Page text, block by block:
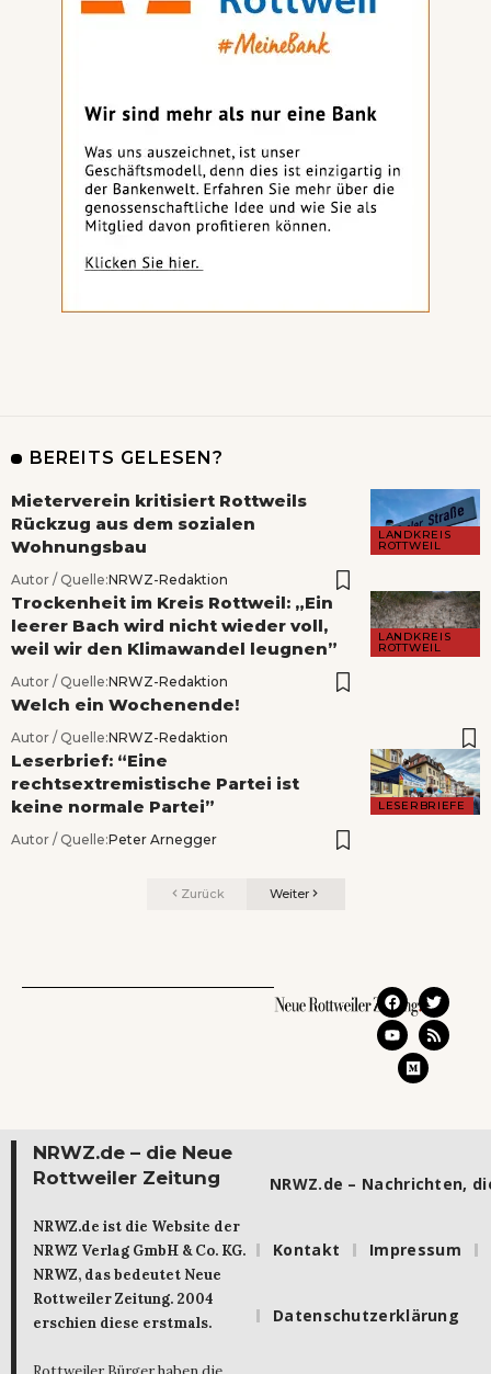
BEREITS GELESEN?
LANDKREIS
ROTTWEIL
Mieterverein kritisiert Rottweils
Rückzug aus dem sozialen
Wohnungsbau
Autor / Quelle:NRWZ-Redaktion
LANDKREIS
ROTTWEIL
Trockenheit im Kreis Rottweil: „Ein
leerer Bach wird nicht wieder voll,
weil wir den Klimawandel leugnen”
Autor / Quelle:NRWZ-Redaktion
Welch ein Wochenende!
Autor / Quelle:NRWZ-Redaktion
LESERBRIEFE
Leserbrief: “Eine
rechtsextremistische Partei ist
keine normale Partei”
Autor / Quelle:Peter Arnegger
Zurück Weiter
NRWZ.de – die Neue
Rottweiler Zeitung
NRWZ.de ist die Website der
NRWZ Verlag GmbH & Co. KG.
NRWZ, das bedeutet Neue
Rottweiler Zeitung. 2004
erschien diese erstmals.
NRWZ.de – Nachrichten,
Kontakt Impressum
Datenschutzerklärung